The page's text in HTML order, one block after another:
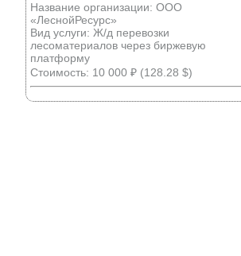
Название организации: ООО
«ЛеснойРесурс»
Вид услуги: Ж/д перевозки
лесоматериалов через биржевую
платформу
Стоимость: 10 000 ₽ (128.28 $)